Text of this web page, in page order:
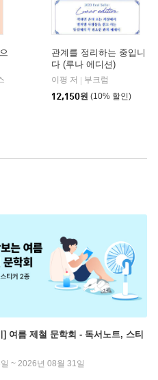
관계를 정리하는 중입니
다 (루나 에디션)
이평 저
부크럼
12,150원 (10% 할인)
] 여름 제철 문학회 - 독서노트, 스티
~ 2026년 08월 31일